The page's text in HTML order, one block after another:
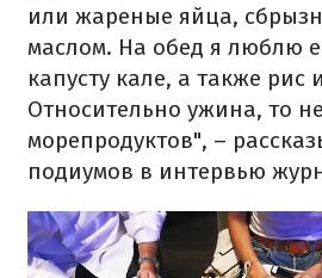
или жареные яйца,
маслом. На обед я люблю
капусту кале, а также рис
Относительно ужина, то
морепродуктов", –
подиумов в интервью